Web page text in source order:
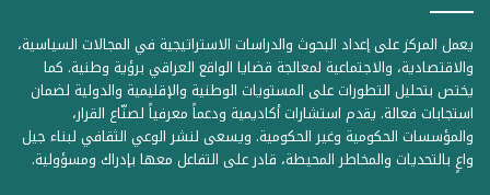
يعمل المركز على إعداد البحوث والدراسات الاستراتيجية في المجالات السياسية،
والاقتصادية، والاجتماعية لمعالجة قضايا الواقع العراقي برؤية وطنية. كما
يختص بتحليل التطورات على المستويات الوطنية والإقليمية والدولية لضمان
استجابات فعالة. يقدم استشارات أكاديمية ودعماً معرفياً لصنّاع القرار،
والمؤسسات الحكومية وغير الحكومية. ويسعى لنشر الوعي الثقافي لبناء جيل
واعٍ بالتحديات والمخاطر المحيطة، قادر على التفاعل معها بإدراك ومسؤولية.